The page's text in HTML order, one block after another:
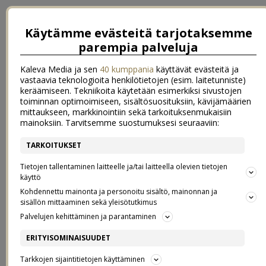
Makuuhuoneen joulu
KOSMETIIKKALÖYDÖT
17.12.2017
Käytämme evästeitä tarjotaksemme
parempia palveluja
Kaleva Media ja sen 40 kumppania käyttävät evästeitä ja
vastaavia teknologioita henkilötietojen (esim. laitetunniste)
keräämiseen. Tekniikoita käytetään esimerkiksi sivustojen
toiminnan optimoimiseen, sisältösuosituksiin, kävijämäärien
mittaukseen, markkinointiin sekä tarkoituksenmukaisiin
mainoksiin. Tarvitsemme suostumuksesi seuraaviin:
TARKOITUKSET
Tietojen tallentaminen laitteelle ja/tai laitteella olevien tietojen
käyttö
Kohdennettu mainonta ja personoitu sisältö, mainonnan ja
sisällön mittaaminen sekä yleisötutkimus
Palvelujen kehittäminen ja parantaminen
ERITYISOMINAISUUDET
Tarkkojen sijaintitietojen käyttäminen